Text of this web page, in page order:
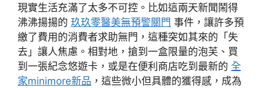
現實生活充滿了太多不可控。比如這兩天新聞鬧得
沸沸揚揚的 玖玖零醫美無預警關門 事件，讓許多預
繳了費用的消費者求助無門，這種突如其來的「失
去」讓人焦慮。相對地，搶到一盒限量的泡芙、買
到一張紀念悠遊卡，或是在便利商店吃到最新的 全
家minimore新品 ，這些微小但具體的獲得感，成為